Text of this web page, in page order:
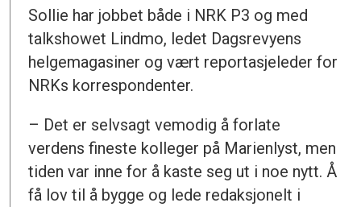
Sollie har jobbet både i NRK P3 og med
talkshowet Lindmo, ledet Dagsrevyens
helgemagasiner og vært reportasjeleder for
NRKs korrespondenter.
– Det er selvsagt vemodig å forlate
verdens fineste kolleger på Marienlyst, men
tiden var inne for å kaste seg ut i noe nytt. Å
få lov til å bygge og lede redaksjonelt i